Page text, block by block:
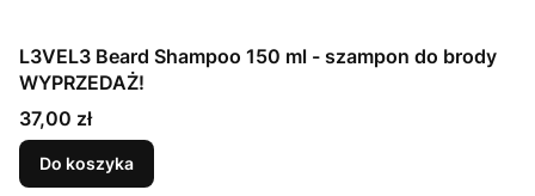
L3VEL3 Beard Shampoo 150 ml - szampon do brody
WYPRZEDAŻ!
Cena
37,00 zł
Do koszyka